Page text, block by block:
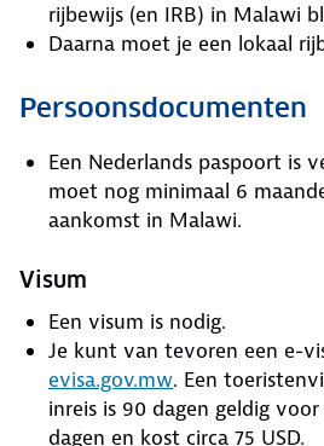
rijbewijs (en IRB) in Malawi
Daarna moet je een lokaal
Persoonsdocumenten
Een Nederlands paspoort is
moet nog minimaal 6
aankomst in Malawi.
Visum
Een visum is nodig.
Je kunt van tevoren een e-
evisa.gov.mw. Een
inreis is 90 dagen geldig
dagen en kost circa 75 USD.